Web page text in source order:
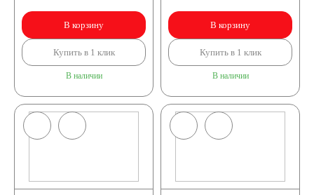
В корзину
Купить в 1 клик
В наличии
В корзину
Купить в 1 клик
В наличии